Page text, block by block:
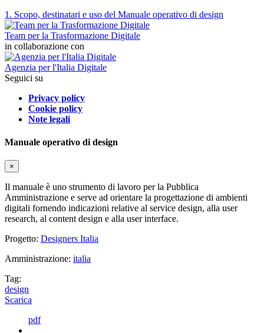
1. Scopo, destinatari e uso del Manuale operativo di design
Team per la Trasformazione Digitale
in collaborazione con
Agenzia per l'Italia Digitale
Seguici su
Privacy policy
Cookie policy
Note legali
Manuale operativo di design
×
Il manuale è uno strumento di lavoro per la Pubblica
Amministrazione e serve ad orientare la progettazione di ambienti
digitali fornendo indicazioni relative al service design, alla user
research, al content design e alla user interface.
Progetto: Designers Italia
Amministrazione: italia
Tag:
design
Scarica
pdf